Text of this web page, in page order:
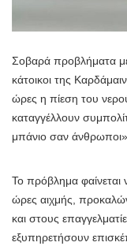
Σοβαρά προβλήματα
κάτοικοι της
ώρες η πίεση του
καταγγέλλουν
μπάνιο σαν άνθρωποι».
Το πρόβλημα φαίνεται
ώρες αιχμής,
και στους
εξυπηρετήσουν